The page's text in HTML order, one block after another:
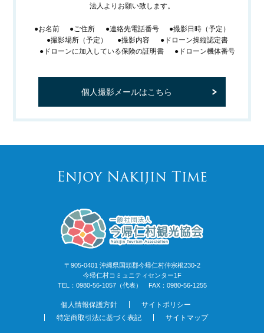
法人よりお願い致します。
●お名前 ●ご住所 ●連絡先電話番号
●撮影日時（予定）
●撮影場所（予定）
●撮影内容
●ドローン操縦認定書
●ドローンに加入している保険の証明書
●ドローン機体番号
個人撮影メールはこちら
Enjoy Nakijin Time
〒905-0401 沖縄県国頭郡今帰仁村仲宗根230-2
今帰仁村コミュニティセンター1F
TEL：0980-56-1057（代表） FAX：0980-56-1255
個人情報保護方針
サイトポリシー
特定商取引法に基づく表記
サイトマップ